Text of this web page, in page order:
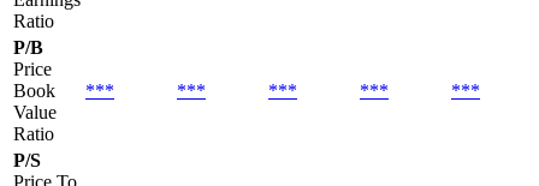
Ratio
P/B
Price
Book
Value
Ratio
*** *** *** *** ***
P/S
Price To